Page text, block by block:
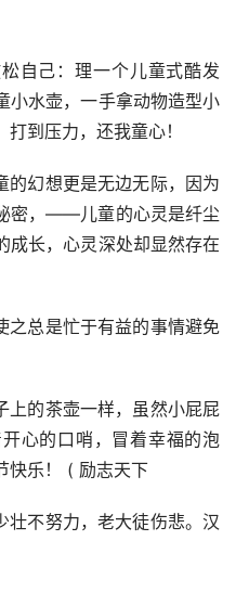
自己：理一个儿童式酷发
小水壶，一手拿动物造型小
到压力，还我童心！
的幻想更是无边无际，因为
密，——儿童的心灵是纤尘
成长，心灵深处却显然存在
之总是忙于有益的事情避免
上的茶壶一样，虽然小屁屁
心的口哨，冒着幸福的泡
快乐！ ( 励志天下
壮不努力，老大徒伤悲。汉